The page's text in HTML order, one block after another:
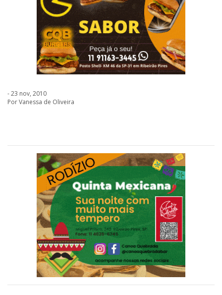
- 23 nov, 2010
Por Vanessa de Oliveira